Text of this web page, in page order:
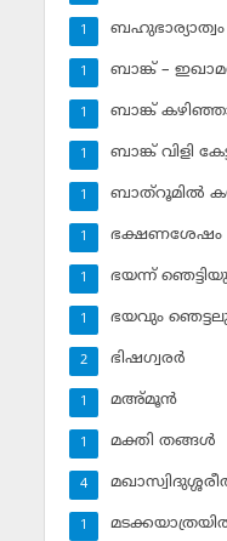
ബഹുഭാര്യാത്വം
1
ബാങ്ക് –
1
ബാങ്ക്
1
ബാങ്ക് വിളി
1
ബാത്‌റൂമില്‍
1
ഭക്ഷണശേഷം
1
ഭയന്ന്
1
ഭയവും
1
ഭിഷഗ്വരര്‍
2
മഅ്മൂന്‍
1
മക്തി തങ്ങള്‍
1
4
1